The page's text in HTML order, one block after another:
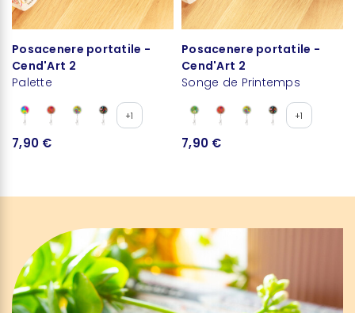
Posacenere portatile -
Cend'Art 2
Palette
+1
7,90 €
Posacenere portatile -
Cend'Art 2
Songe de Printemps
+1
7,90 €